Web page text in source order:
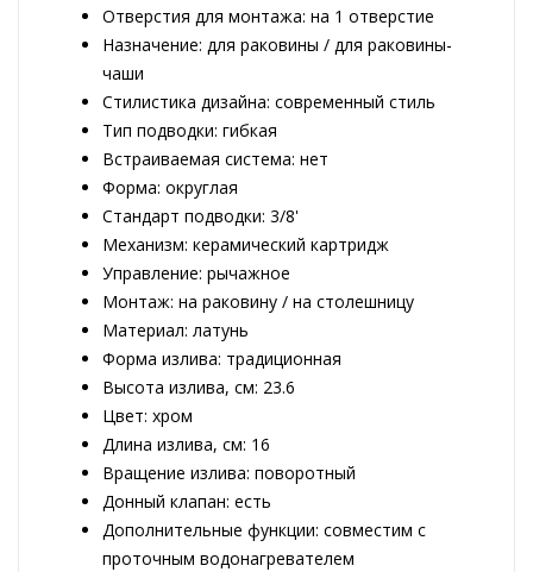
Отверстия для монтажа: на 1 отверстие
Назначение: для раковины / для раковины-
чаши
Стилистика дизайна: современный стиль
Тип подводки: гибкая
Встраиваемая система: нет
Форма: округлая
Стандарт подводки: 3/8'
Механизм: керамический картридж
Управление: рычажное
Монтаж: на раковину / на столешницу
Материал: латунь
Форма излива: традиционная
Высота излива, см: 23.6
Цвет: хром
Длина излива, см: 16
Вращение излива: поворотный
Донный клапан: есть
Дополнительные функции: совместим с
проточным водонагревателем